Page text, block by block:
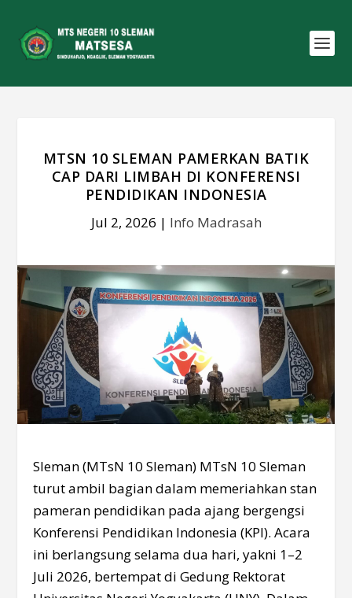
MTSN 10 SLEMAN PAMERKAN BATIK
CAP DARI LIMBAH DI KONFERENSI
PENDIDIKAN INDONESIA
Jul 2, 2026 | Info Madrasah
Sleman (MTsN 10 Sleman) MTsN 10 Sleman
turut ambil bagian dalam memeriahkan stan
pameran pendidikan pada ajang bergengsi
Konferensi Pendidikan Indonesia (KPI). Acara
ini berlangsung selama dua hari, yakni 1–2
Juli 2026, bertempat di Gedung Rektorat